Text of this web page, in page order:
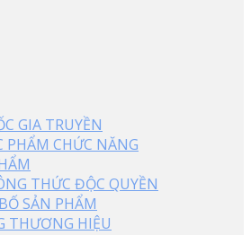
GIA TRUYỀN
PHẨM CHỨC NĂNG
THỨC ĐỘC QUYỀN
SẢN PHẨM
THƯƠNG HIỆU